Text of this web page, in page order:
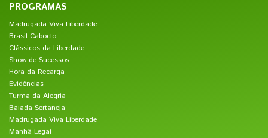
PROGRAMAS
Madrugada Viva Liberdade
Brasil Caboclo
Clássicos da Liberdade
Show de Sucessos
Hora da Recarga
Evidências
Turma da Alegria
Balada Sertaneja
Madrugada Viva Liberdade
Manhã Legal